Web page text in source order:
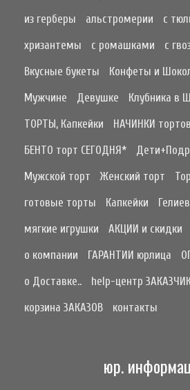
из герберы
альстромерии
с
хризантемы
с ромашками с
Вкусные букеты
Конфеты и
Мужчине
Девушке
Клубника в
ТОРТЫ, Капкейки
НАЧИНКИ тортов
БЕНТО торт СЕГОДНЯ*
Мужской торт
Женский торт
готовые торты
Капкейки
мягкие игрушки
АКЦИИ и скидки
о компании
ГАРАНТИИ юрлица
о Доставке..
help-центр
корзина ЗАКАЗОВ
контакты
юр.